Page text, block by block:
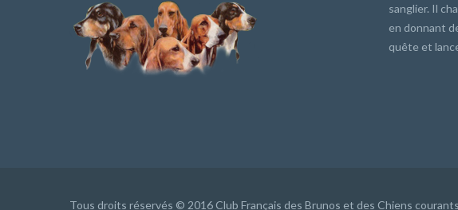
sanglier. Il
en donnant
quête et
Tous droits réservés © 2016 Club Français des Brunos et des Chiens